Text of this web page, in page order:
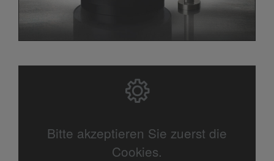
Bitte akzeptieren Sie zuerst die
Cookies.